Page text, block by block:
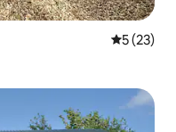
平均评分
5 (23)